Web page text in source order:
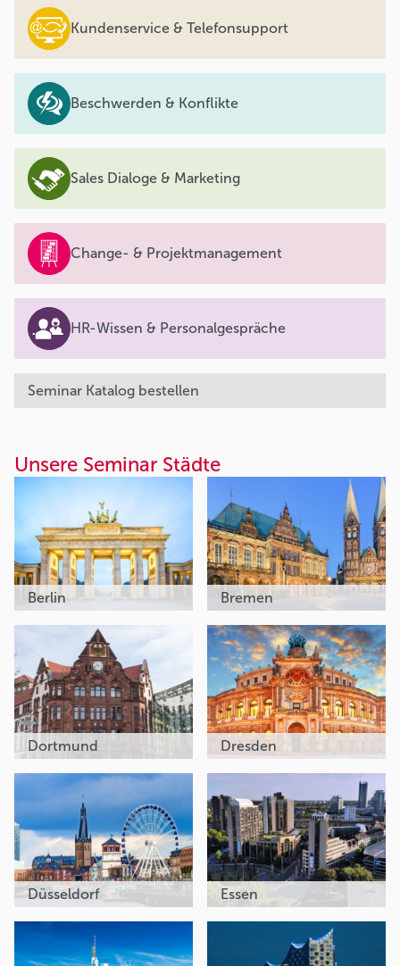
Kundenservice & Telefonsupport
Beschwerden & Konflikte
Sales Dialoge & Marketing
Change- & Projektmanagement
HR-Wissen & Personalgespräche
Seminar Katalog bestellen
Unsere Seminar Städte
Berlin Bremen
Dortmund Dresden
Düsseldorf Essen